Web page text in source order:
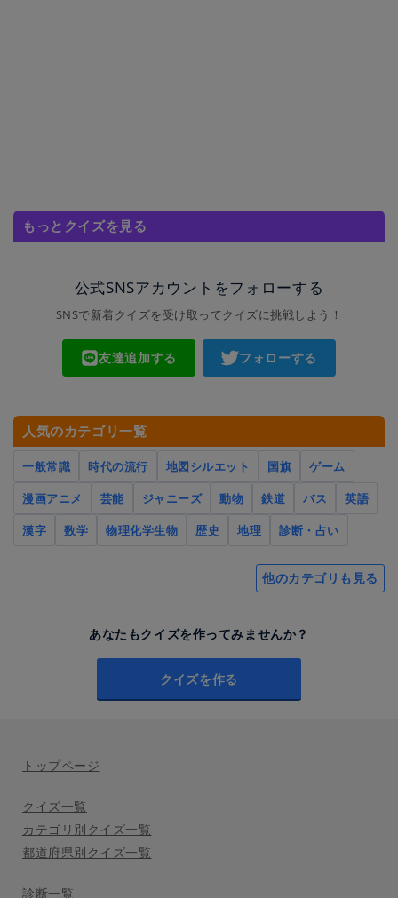
もっとクイズを見る
公式SNSアカウントをフォローする
SNSで新着クイズを受け取ってクイズに挑戦しよう！
友達追加する フォローする
人気のカテゴリ一覧
一般常識 時代の流行 地図シルエット 国旗
ゲーム
漫画アニメ
芸能 ジャニーズ 動物 鉄道 バス
英語
漢字
数学 物理化学生物 歴史 地理 診断・占い
他のカテゴリも見る
あなたもクイズを作ってみませんか？
クイズを作る
トップページ
クイズ一覧
カテゴリ別クイズ一覧
都道府県別クイズ一覧
診断一覧